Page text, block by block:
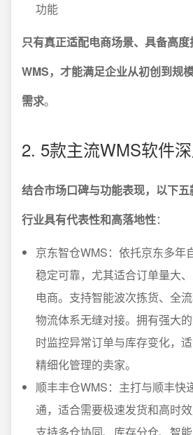
功能
只有真正适配电商场景、具备高
WMS，才能满足企业从初创到规
需求。
2. 5款主流WMS软件
结合市场口碑与功能表现，以下
行业具有代表性和高落地性：
京东智仓WMS：依托京东多年
稳定可靠，尤其适合订单量大
电商。支持智能波次拣货、全
物流体系无缝对接。拥有强大
时监控异常订单与库存变化，适
精细化管理的卖家。
顺丰丰仓WMS：主打与顺丰快
通，适合需要极速发货和高时效